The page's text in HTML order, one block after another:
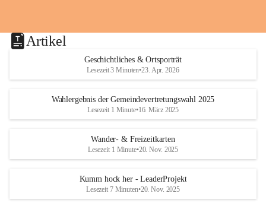
Artikel
Geschichtliches & Ortsporträt
Lesezeit 3 Minuten•23. Apr. 2026
Wahlergebnis der Gemeindevertretungswahl 2025
Lesezeit 1 Minute•16. März 2025
Wander- & Freizeitkarten
Lesezeit 1 Minute•20. Nov. 2025
Kumm hock her - LeaderProjekt
Lesezeit 7 Minuten•20. Nov. 2025